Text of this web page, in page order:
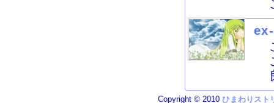
Copyright © 2010 ひまわりスト